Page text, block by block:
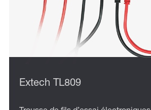
Extech TL809